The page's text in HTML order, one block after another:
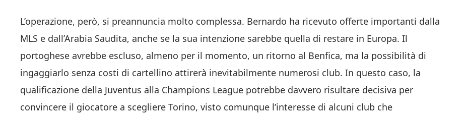
L’operazione, però, si preannuncia molto complessa. Bernardo ha ricevuto offerte importanti dalla
MLS e dall’Arabia Saudita, anche se la sua intenzione sarebbe quella di restare in Europa. Il
portoghese avrebbe escluso, almeno per il momento, un ritorno al Benfica, ma la possibilità di
ingaggiarlo senza costi di cartellino attirerà inevitabilmente numerosi club. In questo caso, la
qualificazione della Juventus alla Champions League potrebbe davvero risultare decisiva per
convincere il giocatore a scegliere Torino, visto comunque l’interesse di alcuni club che